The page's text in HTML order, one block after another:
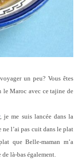
un peu? Vous êtes
le Maroc avec ce tajine de
, je me suis lancée dans la
ne l’ai pas cuit dans le plat
que Belle-maman m’a
de là-bas également.